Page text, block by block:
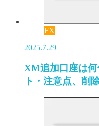
FX
2025.7.29
XM追加口座は
ト・注意点、削